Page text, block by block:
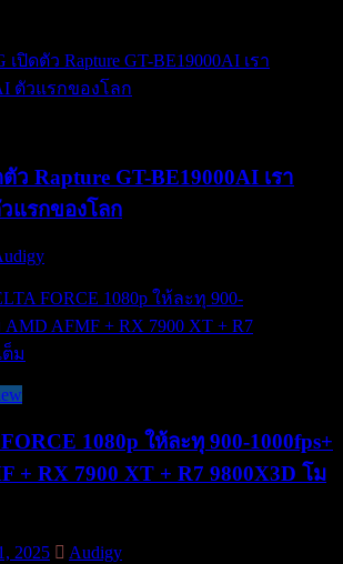
ว Rapture GT-BE19000AI เรา
แรกของโลก
1080p ให้ละทุ 900-1000fps+
+ RX 7900 XT + R7 9800X3D โม
2025 Audigy